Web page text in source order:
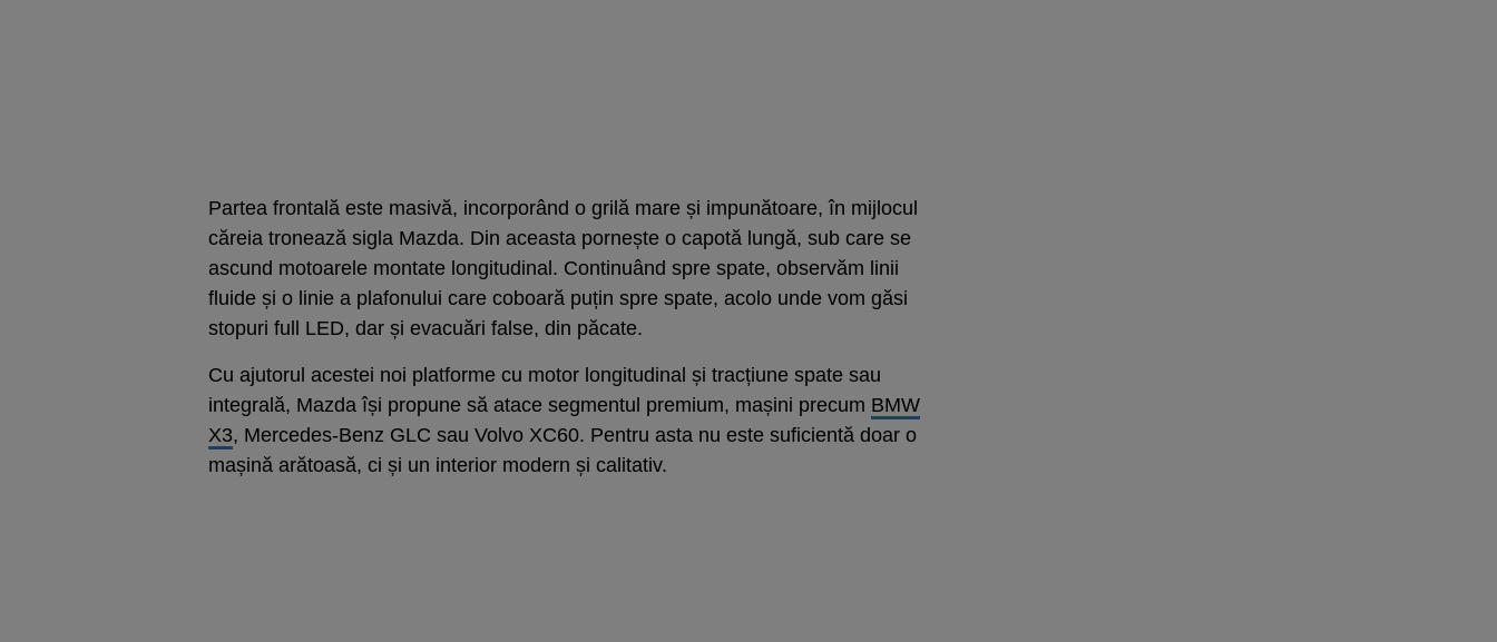
Partea frontală este masivă, incorporând o grilă mare și impunătoare, în mijlocul
căreia tronează sigla Mazda. Din aceasta pornește o capotă lungă, sub care se
ascund motoarele montate longitudinal. Continuând spre spate, observăm linii
fluide și o linie a plafonului care coboară puțin spre spate, acolo unde vom găsi
stopuri full LED, dar și evacuări false, din păcate.
Cu ajutorul acestei noi platforme cu motor longitudinal și tracțiune spate sau
integrală, Mazda își propune să atace segmentul premium, mașini precum BMW
X3, Mercedes-Benz GLC sau Volvo XC60. Pentru asta nu este suficientă doar o
mașină arătoasă, ci și un interior modern și calitativ.